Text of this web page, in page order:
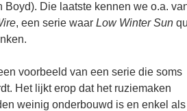
Boyd). Die laatste kennen we o.a.
, een serie waar Low Winter Sun
voorbeeld van een serie die soms
Het lijkt erop dat het ruziemaken
weinig onderbouwd is en enkel als